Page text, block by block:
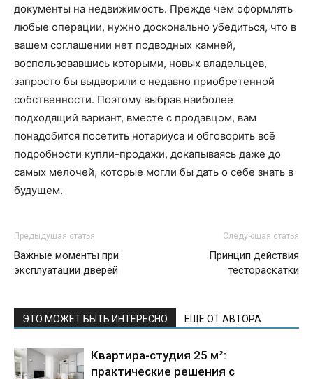
документы на недвижимость. Прежде чем оформлять
любые операции, нужно досконально убедиться, что в
вашем соглашении нет подводных камней,
воспользовавшись которыми, новых владельцев,
запросто бы выдворили с недавно приобретенной
собственности. Поэтому выбрав наиболее
подходящий вариант, вместе с продавцом, вам
понадобится посетить нотариуса и обговорить всё
подробности купли-продажи, докапываясь даже до
самых мелочей, которые могли бы дать о себе знать в
будущем.
Предыдущая статья
Важные моменты при
эксплуатации дверей
Следующая статья
Принцип действия
тестораскатки
ЭТО МОЖЕТ БЫТЬ ИНТЕРЕСНО ЕЩЕ ОТ АВТОРА
Квартира-студия 25 м²:
практические решения с